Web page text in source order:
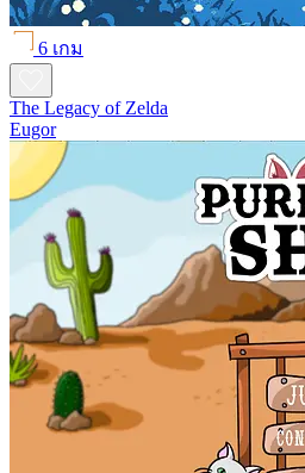
6 เกม
The Legacy of Zelda
Eugor